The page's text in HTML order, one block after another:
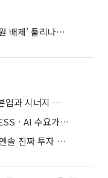
응시자격 다시 열렸다
에코프로, 화장품 업체 인수 추진⋯“본업과 시너지 부족”
“삼성SDI, 하반기 본업 살아난다”⋯ESSㆍAI 수요가 견인
"AMPC 빼면 적자? 말 안 된다"⋯LG엔솔 진짜 투자 포인트는